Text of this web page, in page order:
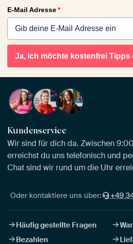
E-Mail Adresse*
Ja, ich möchte kostenfrei Tipps
Kundenservice
Wir sind für dich da. Zwischen
erreichst du uns telefonisch und
Chat sind wir rund um die Uhr
Oder kontaktiere uns über: +49
Häufig gestellte Fragen
Bezahlen